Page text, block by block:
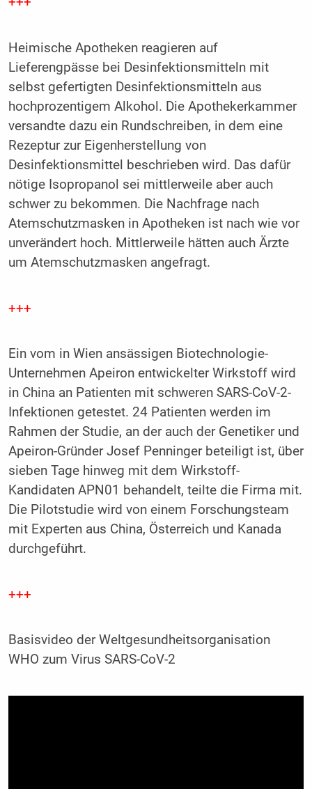
Heimische Apotheken reagieren auf
Lieferengpässe bei Desinfektionsmitteln mit
selbst gefertigten Desinfektionsmitteln aus
hochprozentigem Alkohol. Die Apothekerkammer
versandte dazu ein Rundschreiben, in dem eine
Rezeptur zur Eigenherstellung von
Desinfektionsmittel beschrieben wird. Das dafür
nötige Isopropanol sei mittlerweile aber auch
schwer zu bekommen. Die Nachfrage nach
Atemschutzmasken in Apotheken ist nach wie vor
unverändert hoch. Mittlerweile hätten auch Ärzte
um Atemschutzmasken angefragt.
+++
Ein vom in Wien ansässigen Biotechnologie-
Unternehmen Apeiron entwickelter Wirkstoff wird
in China an Patienten mit schweren SARS-CoV-2-
Infektionen getestet. 24 Patienten werden im
Rahmen der Studie, an der auch der Genetiker und
Apeiron-Gründer Josef Penninger beteiligt ist, über
sieben Tage hinweg mit dem Wirkstoff-
Kandidaten APN01 behandelt, teilte die Firma mit.
Die Pilotstudie wird von einem Forschungsteam
mit Experten aus China, Österreich und Kanada
durchgeführt.
+++
Basisvideo der Weltgesundheitsorganisation
WHO zum Virus SARS-CoV-2